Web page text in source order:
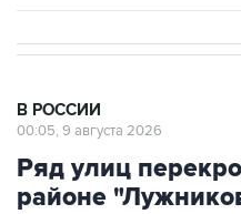
В РОССИИ
00:05, 9 августа 2026
Ряд улиц
районе